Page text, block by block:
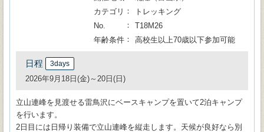
カテゴリ
トレッキング
No.
T18M26
年齢条件
高校生以上70歳以下参加可能
日程 3days
2026年9月18日(金)～20日(日)
立山連峰を見渡せる雷鳥沢にベースキャンプを置いて2泊キャンプ
を行います。
2日目には日帰り装備で立山連峰を縦走します。天候が良好なら別